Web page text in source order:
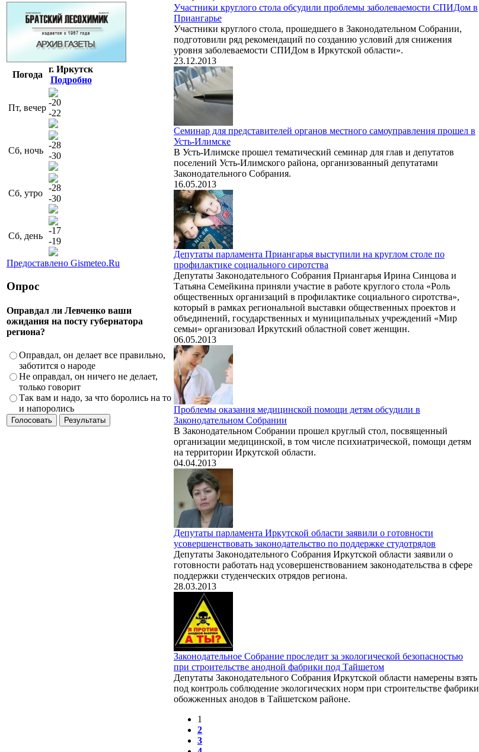
Погода
г. Иркутск
Подробно
Пт, вечер
-20
-22
Сб, ночь
-28
-30
Сб, утро
-28
-30
Сб, день
-17
-19
Предоставлено Gismeteo.Ru
Опрос
Оправдал ли Левченко ваши
ожидания на посту губернатора
региона?
Оправдал, он делает все правильно,
заботится о народе
Не оправдал, он ничего не делает,
только говорит
Так вам и надо, за что боролись на то
и напоролись
Участники круглого стола обсудили проблемы заболеваемости СПИДом в
Приангарье
Участники круглого стола, прошедшего в Законодательном Собрании,
подготовили ряд рекомендаций по созданию условий для снижения
уровня заболеваемости СПИДом в Иркутской области».
23.12.2013
Семинар для представителей органов местного самоуправления прошел в
Усть-Илимске
В Усть-Илимске прошел тематический семинар для глав и депутатов
поселений Усть-Илимского района, организованный депутатами
Законодательного Собрания.
16.05.2013
Депутаты парламента Приангарья выступили на круглом столе по
профилактике социального сиротства
Депутаты Законодательного Собрания Приангарья Ирина Синцова и
Татьяна Семейкина приняли участие в работе круглого стола «Роль
общественных организаций в профилактике социального сиротства»,
который в рамках региональной выставки общественных проектов и
объединений, государственных и муниципальных учреждений «Мир
семьи» организовал Иркутский областной совет женщин.
06.05.2013
Проблемы оказания медицинской помощи детям обсудили в
Законодательном Собрании
В Законодательном Собрании прошел круглый стол, посвященный
организации медицинской, в том числе психиатрической, помощи детям
на территории Иркутской области.
04.04.2013
Депутаты парламента Иркутской области заявили о готовности
усовершенствовать законодательство по поддержке студотрядов
Депутаты Законодательного Собрания Иркутской области заявили о
готовности работать над усовершенствованием законодательства в сфере
поддержки студенческих отрядов региона.
28.03.2013
Законодательное Собрание проследит за экологической безопасностью
при строительстве анодной фабрики под Тайшетом
Депутаты Законодательного Собрания Иркутской области намерены взять
под контроль соблюдение экологических норм при строительстве фабрики
обожженных анодов в Тайшетском районе.
1
2
3